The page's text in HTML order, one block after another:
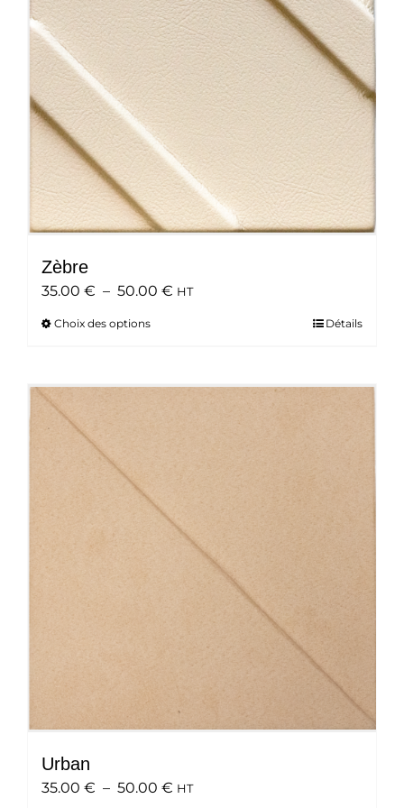
choisies
sur
la
page
du
produit
Zèbre
35.00 € – 50.00 € Plage
50.00 €
HT
Choix des optionsCe
plusieurs
variations.
options
peuvent
être
choisies
sur
la
du
Détails
Urban
35.00 € – 50.00 € Plage
HT